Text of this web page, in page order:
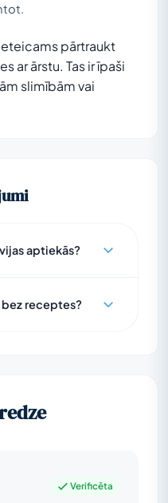
pārtraukt
ar ārstu. Tas ir īpaši
slimībām vai
aptiekās?
receptes?
Verificēta